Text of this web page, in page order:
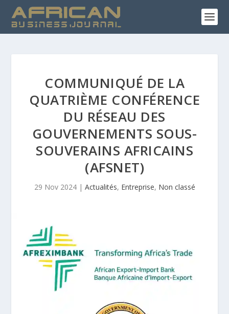
COMMUNIQUÉ DE LA
QUATRIÈME CONFÉRENCE
DU RÉSEAU DES
GOUVERNEMENTS SOUS-
SOUVERAINS AFRICAINS
(AFSNET)
29 Nov 2024| Actualités, Entreprise, Non classé